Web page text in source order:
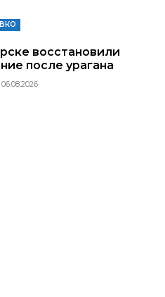
ВКО
восстановили
после урагана
06.08.2026